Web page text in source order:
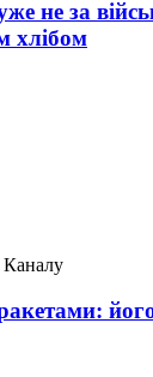
не за
хлібом
Каналу